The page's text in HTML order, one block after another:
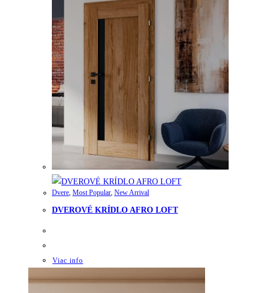
Dvere, Most Popular, New Arrival
DVEROVÉ KRÍDLO AFRO LOFT
Viac info